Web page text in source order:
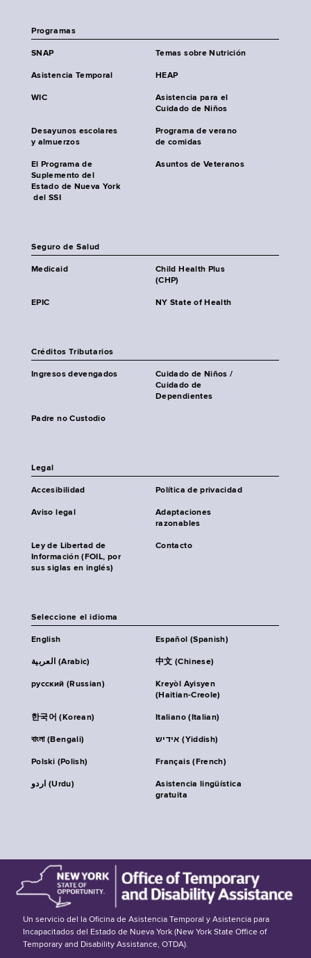
Programas
SNAP Temas sobre Nutrición
Asistencia Temporal HEAP
WIC
Asistencia para el
Cuidado de Niños
Desayunos escolares
y almuerzos
Programa de verano
de comidas
El Programa de
Suplemento del
Estado de Nueva York
del SSI
Asuntos de Veteranos
Seguro de Salud
Medicaid
Child Health Plus
(CHP)
EPIC NY State of Health
Créditos Tributarios
Ingresos devengados
Cuidado de Niños /
Cuidado de
Dependientes
Padre no Custodio
Legal
Accesibilidad Política de privacidad
Aviso legal
Adaptaciones
razonables
Ley de Libertad de
Información (FOIL, por
sus siglas en inglés)
Contacto
Seleccione el idioma
English Español (Spanish)
العربية (Arabic) 中文 (Chinese)
русский (Russian)
Kreyòl Ayisyen
(Haitian-Creole)
한국어 (Korean) Italiano (Italian)
বাংলা (Bengali) אידיש (Yiddish)
Polski (Polish) Français (French)
اردو (Urdu)
Asistencia lingüística
gratuita
Un servicio del la Oficina de Asistencia Temporal y Asistencia para
Incapacitados del Estado de Nueva York (New York State Office of
Temporary and Disability Assistance, OTDA).